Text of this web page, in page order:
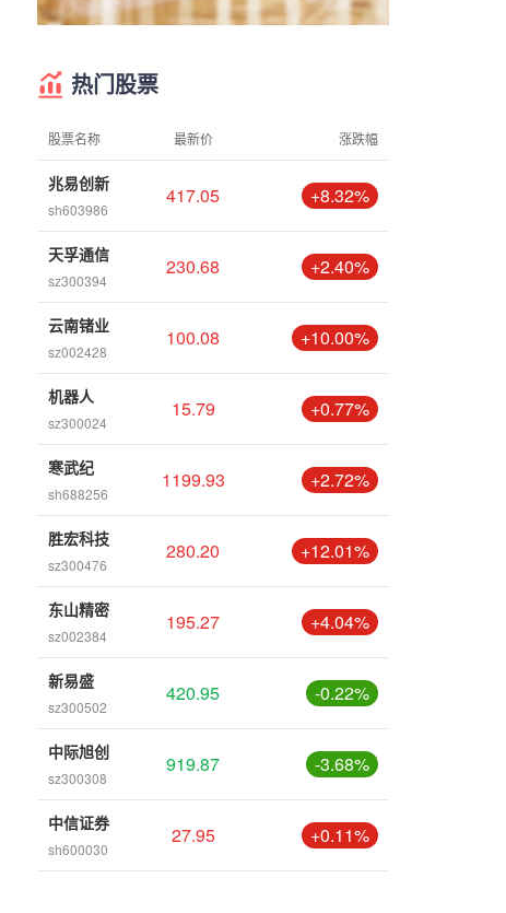
热门股票
股票名称 最新价 涨跌幅
兆易创新
sh603986
417.05 +8.32%
天孚通信
sz300394
230.68 +2.40%
云南锗业
sz002428
100.08 +10.00%
机器人
sz300024
15.79 +0.77%
寒武纪
sh688256
1199.93 +2.72%
胜宏科技
sz300476
280.20 +12.01%
东山精密
sz002384
195.27 +4.04%
新易盛
sz300502
420.95 -0.22%
中际旭创
sz300308
919.87 -3.68%
中信证券
sh600030
27.95 +0.11%